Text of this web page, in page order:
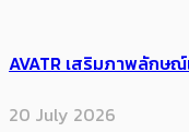
AVATR เสริมภาพลักษ
20 July 2026